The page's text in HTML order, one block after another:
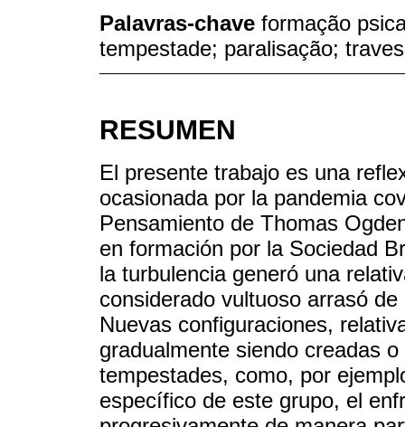
Palavras-chave formação
tempestade; paralisação;
RESUMEN
El presente trabajo es una
ocasionada por la pandemia
Pensamiento de Thomas
en formación por la Sociedad
la turbulencia generó una
considerado vultuoso arrasó
Nuevas configuraciones,
gradualmente siendo creadas
tempestades, como, por
específico de este grupo, el